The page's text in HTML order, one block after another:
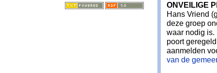
ONVEILIGE
Hans Vriend
deze groep
waar nodig is.
poort
aanmelden
van de